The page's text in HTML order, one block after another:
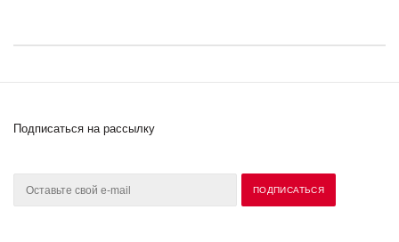
Подписаться на рассылку